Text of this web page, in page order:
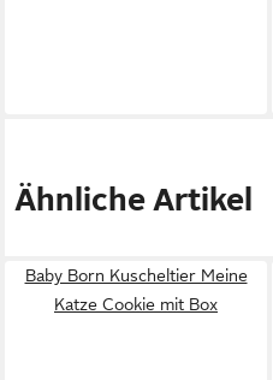
Ähnliche Artikel
Baby Born Kuscheltier Meine
Katze Cookie mit Box